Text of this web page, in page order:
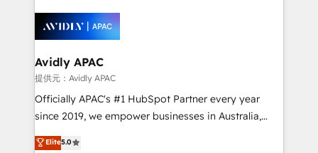
Retail execution, CPQ, customer portals and
HubSpot CMS developments. And we're champions
experience. Working hand-in-hand with your team,
we’ll assemble a RevOps machine that drives more
traffic, generates better leads and crushes your
revenue goals. We've worked with thousands of
HubSpot customers and we'd love to work with you
too! Clients come to us for: Advanced CRM solutions
HubSpot Data System Migrations between systems
Avidly APAC
提供元：Avidly APAC
Officially APAC's #1 HubSpot Partner every year
since 2019, we empower businesses in Australia,
New Zealand, and globally to realise their full
potential through enterprise HubSpot CRM
Elite5.0